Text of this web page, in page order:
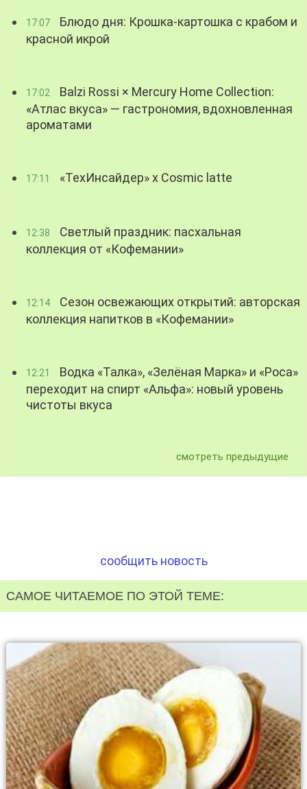
17:07
Блюдо дня: Крошка-картошка с крабом и
красной икрой
17:02
Balzi Rossi × Mercury Home Collection:
«Атлас вкуса» — гастрономия, вдохновленная
ароматами
17:11 «ТехИнсайдер» х Cosmic latte
12:38
Светлый праздник: пасхальная
коллекция от «Кофемании»
12:14
Сезон освежающих открытий: авторская
коллекция напитков в «Кофемании»
12:21
Водка «Талка», «Зелёная Марка» и «Роса»
переходит на спирт «Альфа»: новый уровень
чистоты вкуса
смотреть предыдущие
сообщить новость
САМОЕ ЧИТАЕМОЕ ПО ЭТОЙ ТЕМЕ: